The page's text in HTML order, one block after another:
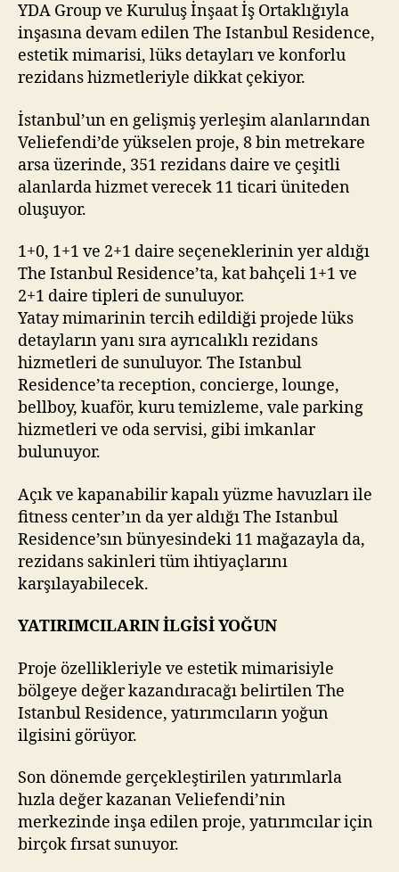
YDA Group ve Kuruluş İnşaat İş Ortaklığıyla
inşasına devam edilen The Istanbul Residence,
estetik mimarisi, lüks detayları ve konforlu
rezidans hizmetleriyle dikkat çekiyor.
İstanbul’un en gelişmiş yerleşim alanlarından
Veliefendi’de yükselen proje, 8 bin metrekare
arsa üzerinde, 351 rezidans daire ve çeşitli
alanlarda hizmet verecek 11 ticari üniteden
oluşuyor.
1+0, 1+1 ve 2+1 daire seçeneklerinin yer aldığı
The Istanbul Residence’ta, kat bahçeli 1+1 ve
2+1 daire tipleri de sunuluyor.
Yatay mimarinin tercih edildiği projede lüks
detayların yanı sıra ayrıcalıklı rezidans
hizmetleri de sunuluyor. The Istanbul
Residence’ta reception, concierge, lounge,
bellboy, kuaför, kuru temizleme, vale parking
hizmetleri ve oda servisi, gibi imkanlar
bulunuyor.
Açık ve kapanabilir kapalı yüzme havuzları ile
fitness center’ın da yer aldığı The Istanbul
Residence’sın bünyesindeki 11 mağazayla da,
rezidans sakinleri tüm ihtiyaçlarını
karşılayabilecek.
YATIRIMCILARIN İLGİSİ YOĞUN
Proje özellikleriyle ve estetik mimarisiyle
bölgeye değer kazandıracağı belirtilen The
Istanbul Residence, yatırımcıların yoğun
ilgisini görüyor.
Son dönemde gerçekleştirilen yatırımlarla
hızla değer kazanan Veliefendi’nin
merkezinde inşa edilen proje, yatırımcılar için
birçok fırsat sunuyor.